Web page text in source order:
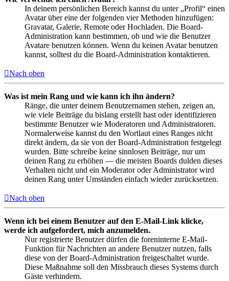
In deinem persönlichen Bereich kannst du unter „Profil“ einen
Avatar über eine der folgenden vier Methoden hinzufügen:
Gravatar, Galerie, Remote oder Hochladen. Die Board-
Administration kann bestimmen, ob und wie die Benutzer
Avatare benutzen können. Wenn du keinen Avatar benutzen
kannst, solltest du die Board-Administration kontaktieren.
Nach oben
Was ist mein Rang und wie kann ich ihn ändern?
Ränge, die unter deinem Benutzernamen stehen, zeigen an,
wie viele Beiträge du bislang erstellt hast oder identifizieren
bestimmte Benutzer wie Moderatoren und Administratoren.
Normalerweise kannst du den Wortlaut eines Ranges nicht
direkt ändern, da sie von der Board-Administration festgelegt
wurden. Bitte schreibe keine sinnlosen Beiträge, nur um
deinen Rang zu erhöhen — die meisten Boards dulden dieses
Verhalten nicht und ein Moderator oder Administrator wird
deinen Rang unter Umständen einfach wieder zurücksetzen.
Nach oben
Wenn ich bei einem Benutzer auf den E-Mail-Link klicke,
werde ich aufgefordert, mich anzumelden.
Nur registrierte Benutzer dürfen die foreninterne E-Mail-
Funktion für Nachrichten an andere Benutzer nutzen, falls
diese von der Board-Administration freigeschaltet wurde.
Diese Maßnahme soll den Missbrauch dieses Systems durch
Gäste verhindern.